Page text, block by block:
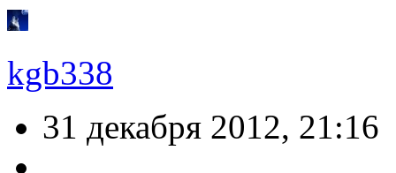
kgb338
31 декабря 2012, 21:16